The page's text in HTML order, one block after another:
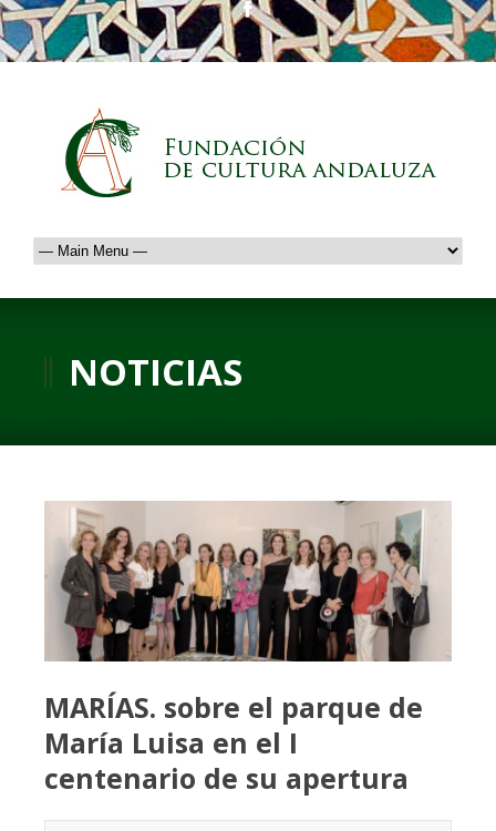
NOTICIAS
MARÍAS. sobre el parque de
María Luisa en el I
centenario de su apertura